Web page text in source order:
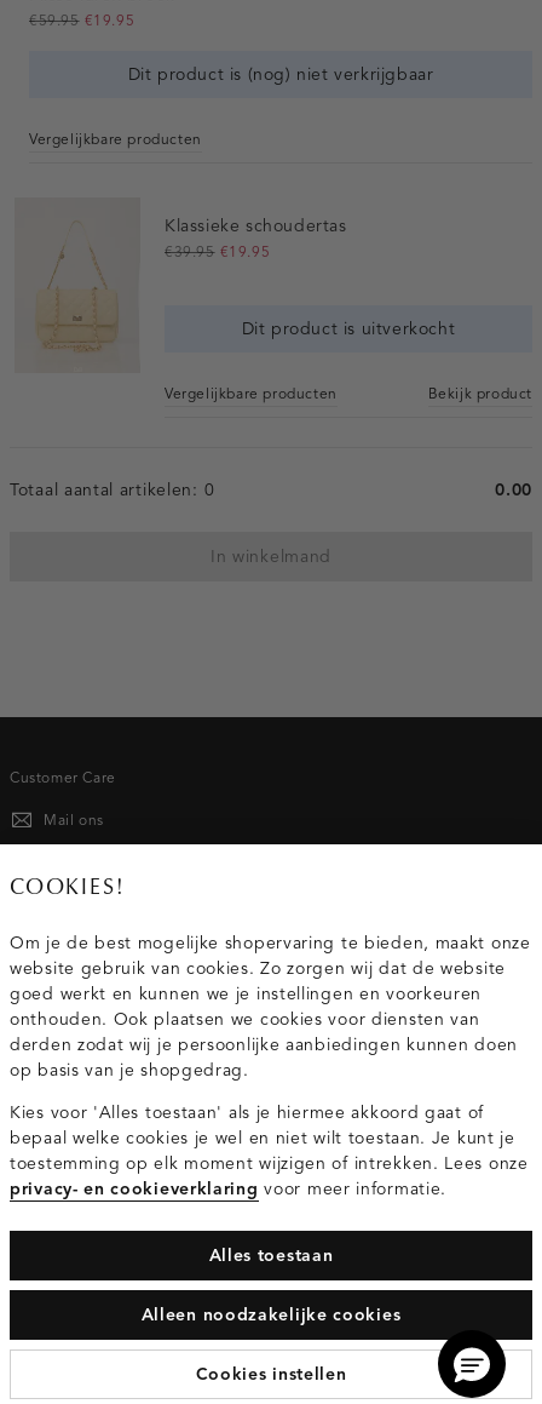
€59.95 €19.95
Dit product is (nog) niet verkrijgbaar
Vergelijkbare producten
Klassieke schoudertas
€39.95 €19.95
Dit product is uitverkocht
Vergelijkbare producten Bekijk product
Totaal aantal artikelen: 0 0.00
In winkelmand
Customer Care
Mail ons
Service
Wij zijn Costes
Topcategorieën voor jou
Privacy- en cookieverklaringAlgemene Voorwaarden
© 2026 Costes Fashion Alle Rechten Voorbehouden
COOKIES!
Om je de best mogelijke shopervaring te bieden, maakt onze
website gebruik van cookies. Zo zorgen wij dat de website
goed werkt en kunnen we je instellingen en voorkeuren
onthouden. Ook plaatsen we cookies voor diensten van
derden zodat wij je persoonlijke aanbiedingen kunnen doen
op basis van je shopgedrag.
Kies voor 'Alles toestaan' als je hiermee akkoord gaat of
bepaal welke cookies je wel en niet wilt toestaan. Je kunt je
toestemming op elk moment wijzigen of intrekken. Lees onze
privacy- en cookieverklaring voor meer informatie.
Alles toestaan
Alleen noodzakelijke cookies
Cookies instellen